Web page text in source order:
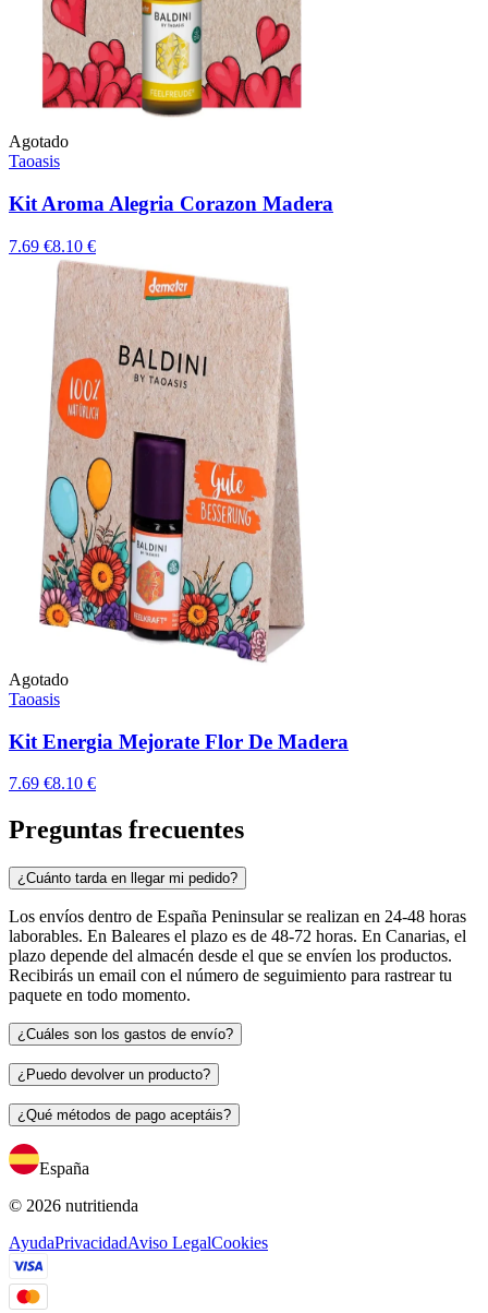
Agotado
Taoasis
Kit Aroma Alegria Corazon Madera
7.69 €8.10 €
Agotado
Taoasis
Kit Energia Mejorate Flor De Madera
7.69 €8.10 €
Preguntas frecuentes
¿Cuánto tarda en llegar mi pedido?
Los envíos dentro de España Peninsular se realizan en 24-48 horas
laborables. En Baleares el plazo es de 48-72 horas. En Canarias, el
plazo depende del almacén desde el que se envíen los productos.
Recibirás un email con el número de seguimiento para rastrear tu
paquete en todo momento.
¿Cuáles son los gastos de envío?
¿Puedo devolver un producto?
¿Qué métodos de pago aceptáis?
España
© 2026 nutritienda
AyudaPrivacidadAviso LegalCookies